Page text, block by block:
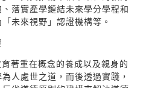
落實產學鏈結未來學分學程和
未來視野」認證機構等。
育著重在概念的養成以及親身的
人處世之道，而後透過實踐，